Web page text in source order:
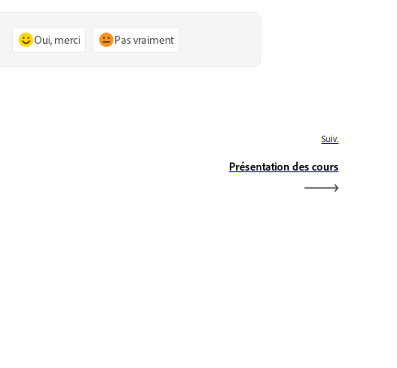
Oui, merci Pas vraiment
Suiv.
Présentation des cours